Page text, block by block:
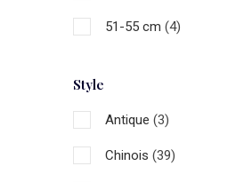
51-55 cm (4)
Style
Antique (3)
Chinois (39)